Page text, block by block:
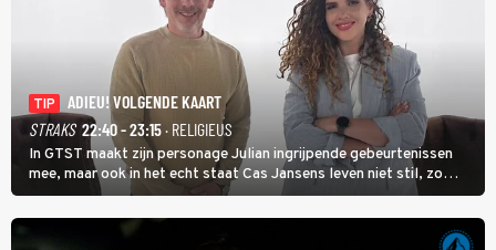
TIP
ADIEU! VOLGENDE KAART
STRAKS 22:40 - 23:15· RELIGIEUS
In GTST maakt zijn personage Julian ingrijpende gebeurtenissen
mee, maar ook in het echt staat Cas Jansens leven niet stil, zo
vertelt hij in Adieu! Volgende Kaart.